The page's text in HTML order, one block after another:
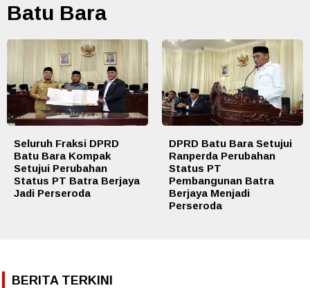
Batu Bara
Seluruh Fraksi DPRD
Batu Bara Kompak
Setujui Perubahan
Status PT Batra Berjaya
Jadi Perseroda
DPRD Batu Bara Setujui
Ranperda Perubahan
Status PT
Pembangunan Batra
Berjaya Menjadi
Perseroda
BERITA TERKINI